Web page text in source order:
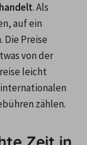
. Als
auf ein
Preise
von der
leicht
zählen.